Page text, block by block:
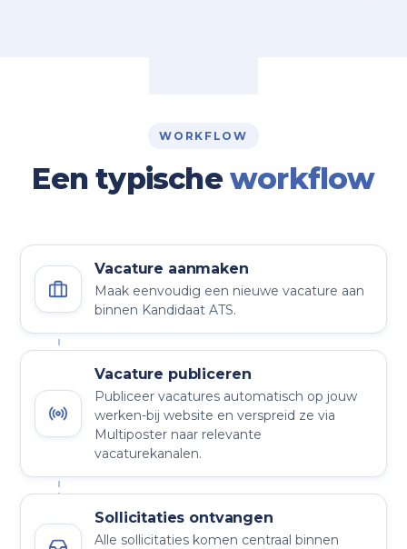
WORKFLOW
Een typischeworkflow
Vacature aanmaken
Maak eenvoudig een nieuwe vacature aan
binnen Kandidaat ATS.
Vacature publiceren
Publiceer vacatures automatisch op jouw
werken-bij website en verspreid ze via
Multiposter naar relevante
vacaturekanalen.
Sollicitaties ontvangen
Alle sollicitaties komen centraal binnen